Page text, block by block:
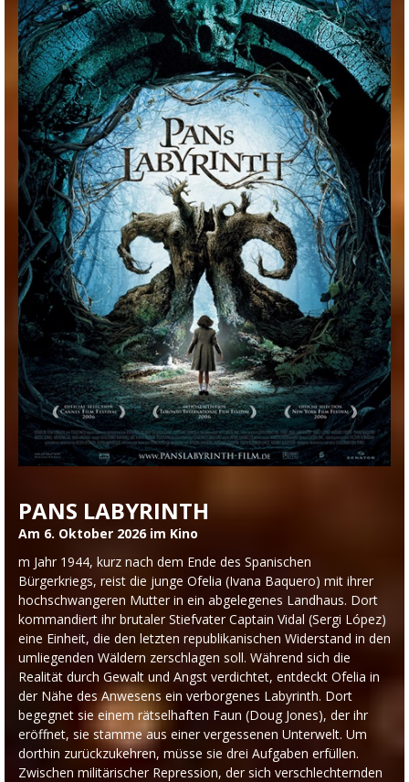
PANS LABYRINTH
Am 6. Oktober 2026 im Kino
m Jahr 1944, kurz nach dem Ende des Spanischen
Bürgerkriegs, reist die junge Ofelia (Ivana Baquero) mit ihrer
hochschwangeren Mutter in ein abgelegenes Landhaus. Dort
kommandiert ihr brutaler Stiefvater Captain Vidal (Sergi López)
eine Einheit, die den letzten republikanischen Widerstand in den
umliegenden Wäldern zerschlagen soll. Während sich die
Realität durch Gewalt und Angst verdichtet, entdeckt Ofelia in
der Nähe des Anwesens ein verborgenes Labyrinth. Dort
begegnet sie einem rätselhaften Faun (Doug Jones), der ihr
eröffnet, sie stamme aus einer vergessenen Unterwelt. Um
dorthin zurückzukehren, müsse sie drei Aufgaben erfüllen.
Zwischen militärischer Repression, der sich verschlechternden